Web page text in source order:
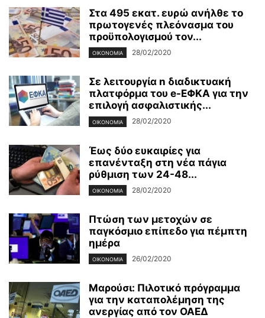
Στα 495 εκατ. ευρώ ανήλθε το
πρωτογενές πλεόνασμα του
προϋπολογισμού τον...
ΟΙΚΟΝΟΜΊΑ 28/02/2020
Σε λειτουργία n διαδικτυακή
πλατφόρμα του e-ΕΦΚΑ για την
επιλογή ασφαλιστικής...
ΟΙΚΟΝΟΜΊΑ 28/02/2020
Έως δύο ευκαιρίες για
επανένταξη στη νέα πάγια
ρύθμιση των 24-48...
ΟΙΚΟΝΟΜΊΑ 28/02/2020
Πτώση των μετοχών σε
παγκόσμιο επίπεδο για πέμπτη
ημέρα
ΟΙΚΟΝΟΜΊΑ 26/02/2020
Μαρούσι: Πιλοτικό πρόγραμμα
για την καταπολέμηση της
ανεργίας από τον ΟΑΕΔ